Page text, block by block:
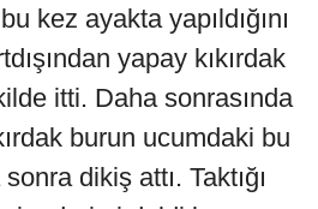
kez ayakta yapıldığını
yapay kıkırdak
itti. Daha sonrasında
burun ucumdaki bu
dikiş attı. Taktığı